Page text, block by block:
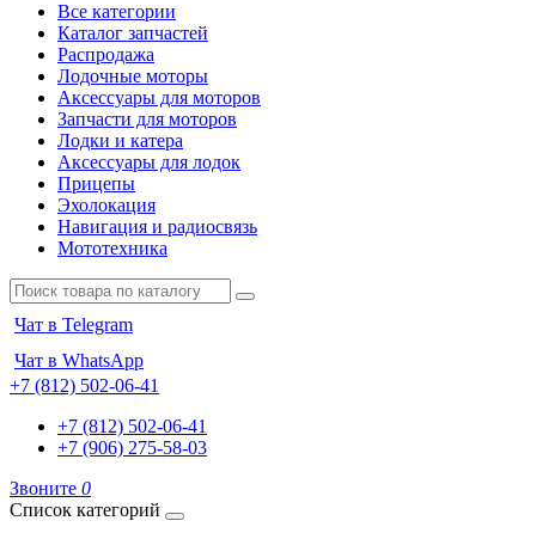
Все категории
Каталог запчастей
Распродажа
Лодочные моторы
Аксессуары для моторов
Запчасти для моторов
Лодки и катера
Аксессуары для лодок
Прицепы
Эхолокация
Навигация и радиосвязь
Мототехника
Чат в Telegram
Чат в WhatsApp
+7 (812) 502-06-41
+7 (812) 502-06-41
+7 (906) 275-58-03
Звоните 0
Список категорий